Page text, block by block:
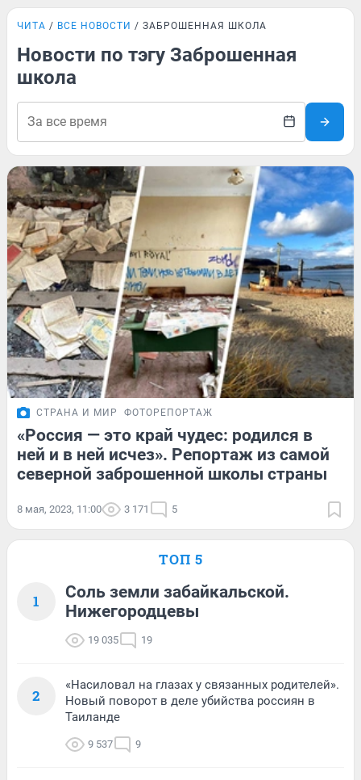
ЧИТА ВСЕ НОВОСТИ ЗАБРОШЕННАЯ ШКОЛА
Новости по тэгу Заброшенная
школа
СТРАНА И МИР ФОТОРЕПОРТАЖ
«Россия — это край чудес: родился в
ней и в ней исчез». Репортаж из самой
северной заброшенной школы страны
8 мая, 2023, 11:00 3 171 5
ТОП 5
1
Соль земли забайкальской.
Нижегородцевы
19 035 19
2
«Насиловал на глазах у связанных родителей».
Новый поворот в деле убийства россиян в
Таиланде
9 537 9